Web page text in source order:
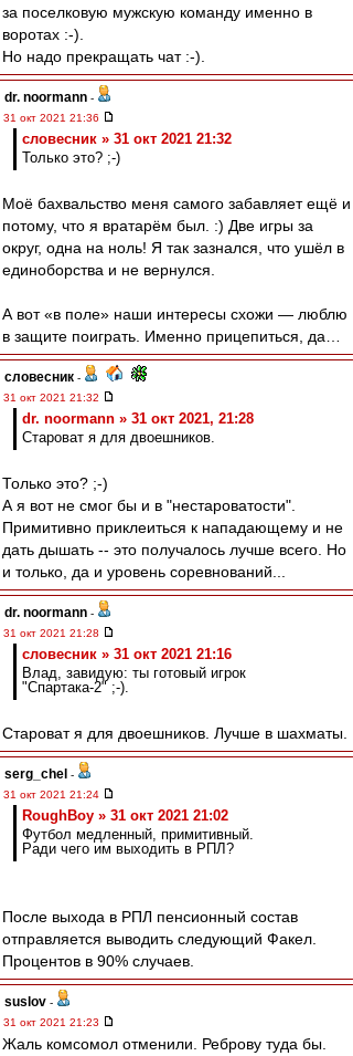
за поселковую мужскую команду именно в
воротах :-).
Но надо прекращать чат :-).
dr. noormann -
31 окт 2021 21:36
словесник » 31 окт 2021 21:32
Только это? ;-)
Моё бахвальство меня самого забавляет ещё и
потому, что я вратарём был. :) Две игры за
округ, одна на ноль! Я так зазнался, что ушёл в
единоборства и не вернулся.
А вот «в поле» наши интересы схожи — люблю
в защите поиграть. Именно прицепиться, да…
словесник -
31 окт 2021 21:32
dr. noormann » 31 окт 2021, 21:28
Староват я для двоешников.
Только это? ;-)
А я вот не смог бы и в "нестароватости".
Примитивно приклеиться к нападающему и не
дать дышать -- это получалось лучше всего. Но
и только, да и уровень соревнований...
dr. noormann -
31 окт 2021 21:28
словесник » 31 окт 2021 21:16
Влад, завидую: ты готовый игрок
"Спартака-2" ;-).
Староват я для двоешников. Лучше в шахматы.
serg_chel -
31 окт 2021 21:24
RoughBoy » 31 окт 2021 21:02
Футбол медленный, примитивный.
Ради чего им выходить в РПЛ?
После выхода в РПЛ пенсионный состав
отправляется выводить следующий Факел.
Процентов в 90% случаев.
suslov -
31 окт 2021 21:23
Жаль комсомол отменили. Реброву туда бы.